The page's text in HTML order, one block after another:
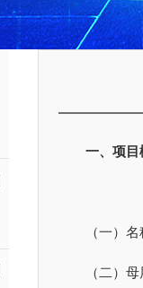
一、项目
（一）
（二）